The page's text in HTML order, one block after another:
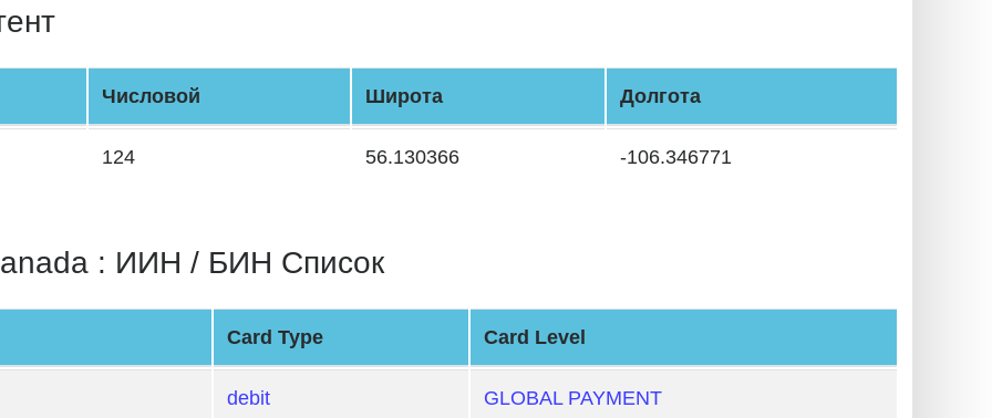
Числовой Широта Долгота
124 56.130366 -106.346771
: ИИН / БИН Список
Card Type Card Level
debit GLOBAL PAYMENT